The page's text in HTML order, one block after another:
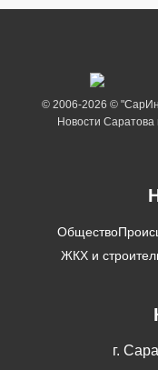
© 2006-2026 ©
Новости Саратова
Общество
ЖКХ и
г.